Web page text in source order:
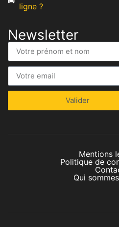
ligne ?
Newsletter
Valider
Mentions
Politique de
Qui